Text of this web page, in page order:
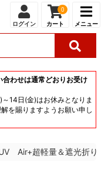
ログイン
0
カート メニュー
合わせは通常どおりお受け
14日(金)はお休みとなりま
を賜りますようお願い申し
Air+超軽量＆遮光折り